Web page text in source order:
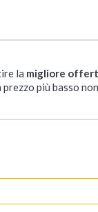
la migliore
più basso